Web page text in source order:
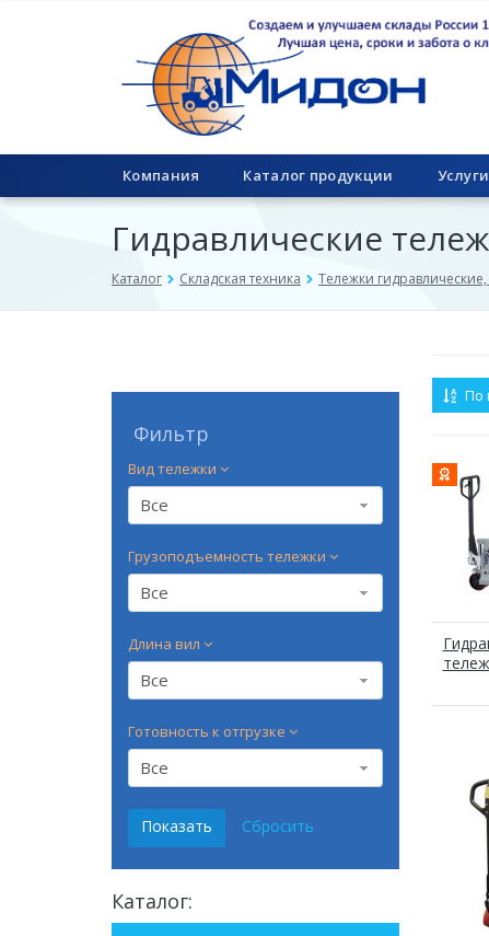
Компания Каталог продукции Услуги
Гидравлические
Каталог Складская техника Тележки
Фильтр
Вид тележки
Все
Грузоподъемность тележки
Все
Длина вил
Все
Готовность к отгрузке
Все
Каталог:
По